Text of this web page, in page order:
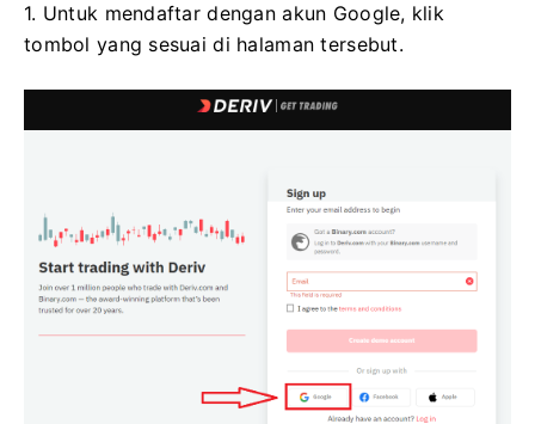
1. Untuk mendaftar dengan akun Google, klik
tombol yang sesuai di halaman tersebut.